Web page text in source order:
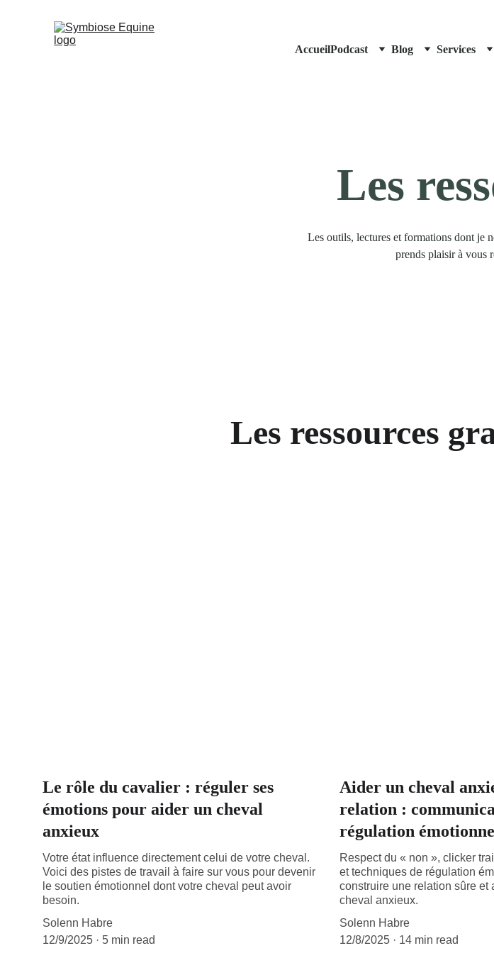
AccueilPodcast Blog Services
Les
Les outils, lectures et formations dont je
prends plaisir à vous
Les ressources
Le rôle du cavalier : réguler ses
émotions pour aider un cheval
anxieux
Votre état influence directement celui de votre cheval.
Voici des pistes de travail à faire sur vous pour devenir
le soutien émotionnel dont votre cheval peut avoir
besoin.
Solenn Habre
12/9/2025
5 min read
Aider un cheval
relation :
régulation
Respect du « non », clicker
et techniques de régulation
construire une relation sûre et
cheval anxieux.
Solenn Habre
12/8/2025
14 min read